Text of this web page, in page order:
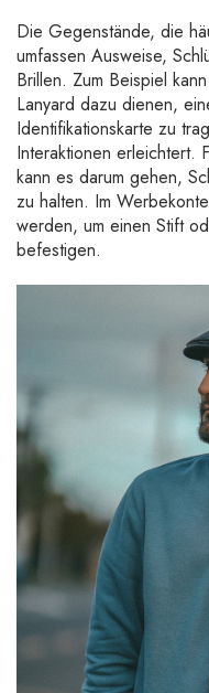
Die Gegenstände, die
umfassen Ausweise,
Brillen. Zum Beispiel
Lanyard dazu dienen,
Identifikationskarte zu
Interaktionen erleichtert.
kann es darum gehen,
zu halten. Im
werden, um einen Stift
befestigen.